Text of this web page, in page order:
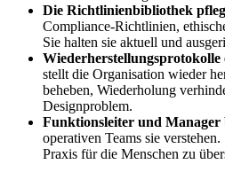
Die Richtlinienbibliothek
Compliance-Richtlinien,
Sie halten sie aktuell und
Wiederherstellungsprotokolle
stellt die Organisation wieder
beheben, Wiederholung
Designproblem.
Funktionsleiter und Manager
operativen Teams sie
Praxis für die Menschen zu